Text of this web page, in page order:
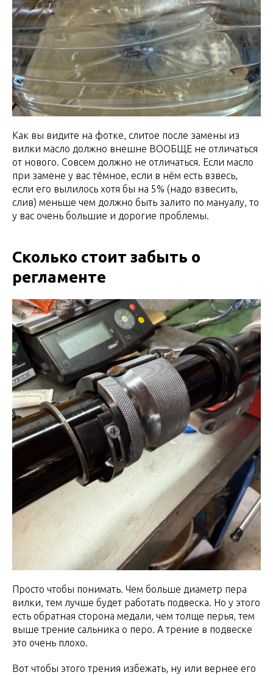
Как вы видите на фотке, слитое после замены из
вилки масло должно внешне ВООБЩЕ не отличаться
от нового. Совсем должно не отличаться. Если масло
при замене у вас тёмное, если в нём есть взвесь,
если его вылилось хотя бы на 5% (надо взвесить,
слив) меньше чем должно быть залито по мануалу, то
у вас очень большие и дорогие проблемы.
Сколько стоит забыть о
регламенте
Просто чтобы понимать. Чем больше диаметр пера
вилки, тем лучше будет работать подвеска. Но у этого
есть обратная сторона медали, чем толще перья, тем
выше трение сальника о перо. А трение в подвеске
это очень плохо.
Вот чтобы этого трения избежать, ну или вернее его